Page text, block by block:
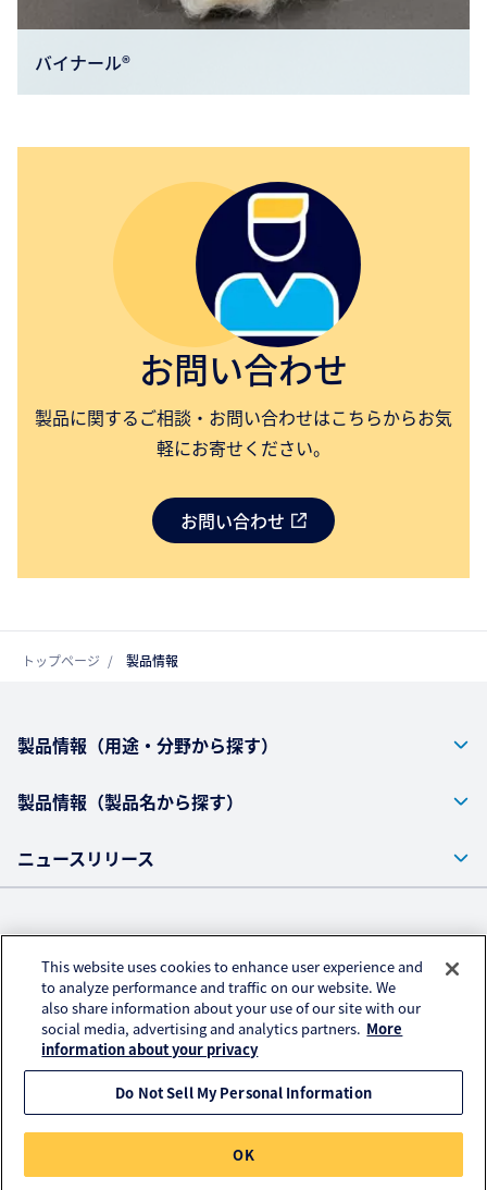
バイナール®
お問い合わせ
製品に関するご相談・お問い合わせはこちらからお気
軽にお寄せください。
お問い合わせ
トップページ 製品情報
製品情報（用途・分野から探す）
製品情報（製品名から探す）
ニュースリリース
株式会社クラレ ウェブサイト
プライバシーポリシー
アクセスデータの取扱い
ご利用にあたって
© KURARAY CO., LTD. All RIGHTS RESERVED.
This website uses cookies to enhance user experience and
to analyze performance and traffic on our website. We
also share information about your use of our site with our
social media, advertising and analytics partners. More
information about your privacy
Do Not Sell My Personal Information
OK